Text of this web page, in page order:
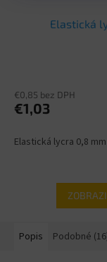
Elastická
€0,85 bez DPH
€1,03
Elastická lycra 0,8
Popis Podobné